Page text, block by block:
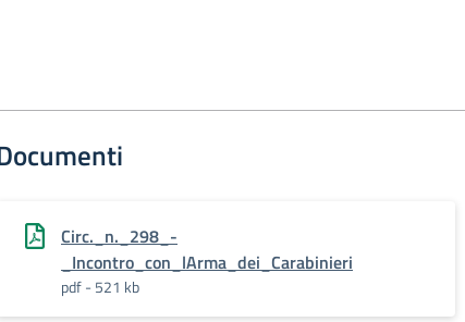
Circ._n._298_-
_Incontro_con_lArma_dei_Carabinieri
pdf - 521 kb